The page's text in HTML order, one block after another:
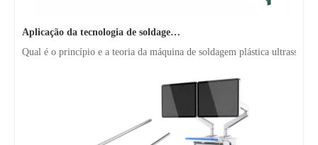
Qual é o princípio e a teoria da máquina de soldagem plástica